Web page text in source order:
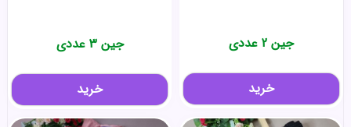
جین 2 عددی
خرید
جین 3 عددی
خرید